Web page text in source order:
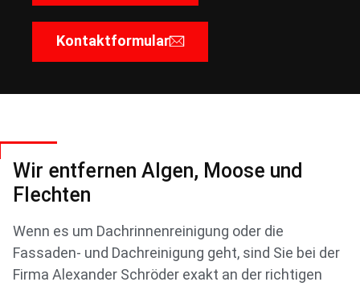
Kontaktformular
Wir entfernen Algen, Moose und
Flechten
Wenn es um Dachrinnenreinigung oder die
Fassaden- und Dachreinigung geht, sind Sie bei der
Firma Alexander Schröder exakt an der richtigen